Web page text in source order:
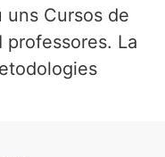
uns Cursos de
professores. La